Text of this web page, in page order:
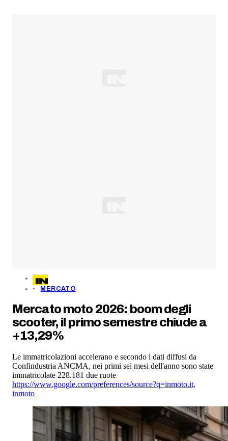
MERCATO
Mercato moto 2026: boom degli
scooter, il primo semestre chiude a
+13,29%
Le immatricolazioni accelerano e secondo i dati diffusi da
Confindustria ANCMA, nei primi sei mesi dell'anno sono state
immatricolate 228.181 due ruote
https://www.google.com/preferences/source?q=inmoto.it,
inmoto